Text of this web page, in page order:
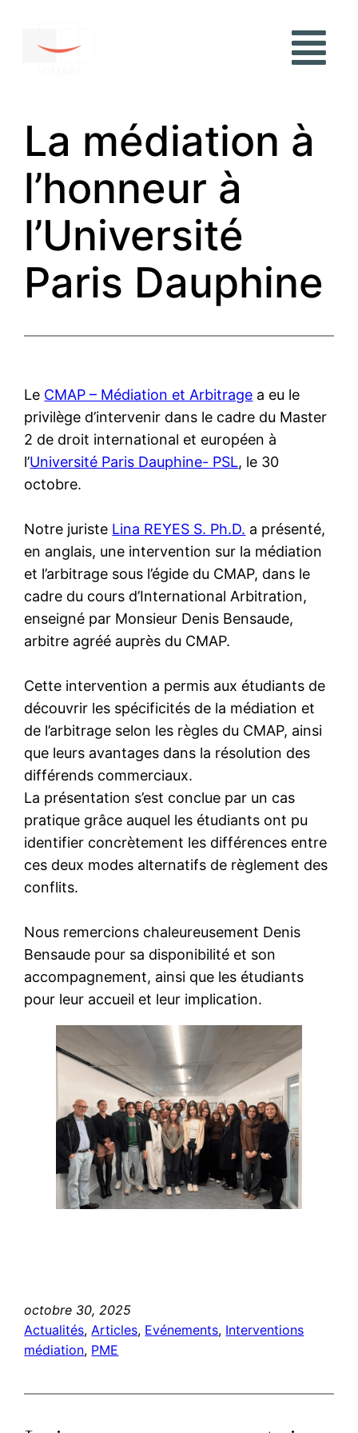
La médiation à
l’honneur à
l’Université
Paris Dauphine
Le CMAP – Médiation et Arbitrage a eu le
privilège d’intervenir dans le cadre du Master
2 de droit international et européen à
l’Université Paris Dauphine- PSL, le 30
octobre.
Notre juriste Lina REYES S. Ph.D. a présenté,
en anglais, une intervention sur la médiation
et l’arbitrage sous l’égide du CMAP, dans le
cadre du cours d’International Arbitration,
enseigné par Monsieur Denis Bensaude,
arbitre agréé auprès du CMAP.
Cette intervention a permis aux étudiants de
découvrir les spécificités de la médiation et
de l’arbitrage selon les règles du CMAP, ainsi
que leurs avantages dans la résolution des
différends commerciaux.
La présentation s’est conclue par un cas
pratique grâce auquel les étudiants ont pu
identifier concrètement les différences entre
ces deux modes alternatifs de règlement des
conflits.
Nous remercions chaleureusement Denis
Bensaude pour sa disponibilité et son
accompagnement, ainsi que les étudiants
pour leur accueil et leur implication.
octobre 30, 2025
Actualités, Articles, Evénements, Interventions
médiation, PME